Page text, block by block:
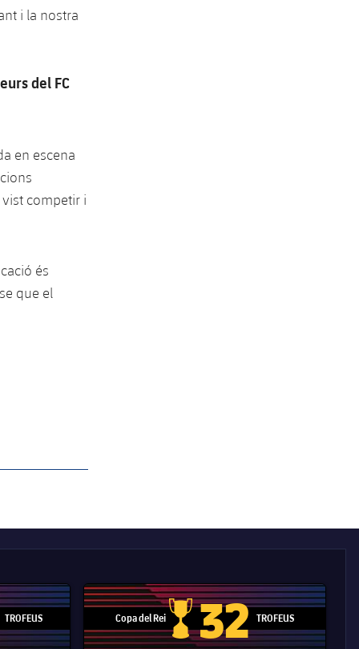
i la nostra
del FC
en escena
competir i
és
que el
de Clubs
TROFEUS Copa del Rei
Copa del Rei
32 TROFEUS